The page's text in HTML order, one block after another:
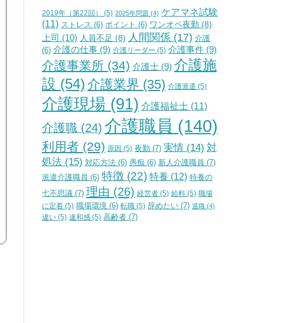
2019年（第22回） (5) 2025年問題 (4) ケアマネ試験
(11) ストレス (6) ポイント (6) ワンオペ夜勤 (8)
上司 (10) 人員不足 (8) 人間関係 (17) 介護
(6) 介護の仕事 (9) 介護リーダー (5) 介護事件 (9)
介護事業所 (34) 介護士 (9) 介護施
設 (54) 介護業界 (35) 介護派遣 (5)
介護現場 (91) 介護福祉士 (11)
介護職 (24) 介護職員 (140)
利用者 (29) 原因 (5) 夜勤 (7) 実情 (14) 対
処法 (15) 対応方法 (6) 愚痴 (6) 新人介護職員 (7)
派遣介護職員 (6) 特徴 (22) 特養 (12) 特養の
七不思議 (7) 理由 (26) 経営者 (5) 給料 (5) 職場
に定着 (5) 職場環境 (6) 転職 (5) 辞めたい (7) 退職 (4)
違い (5) 違和感 (5) 高齢者 (7)